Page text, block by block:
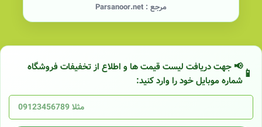
مرجع : Parsanoor.net
📢 جهت دریافت لیست قیمت ها و اطلاع از تخفیفات فروشگاه
شماره موبایل خود را وارد کنید: